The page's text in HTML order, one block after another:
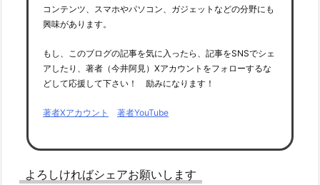
コンテンツ、スマホやパソコン、ガジェットなどの分野にも
興味があります。
もし、このブログの記事を気に入ったら、記事をSNSでシェ
アしたり、著者（今井阿見）Xアカウントをフォローするな
どして応援して下さい！ 励みになります！
著者Xアカウント 著者YouTube
よろしければシェアお願いします